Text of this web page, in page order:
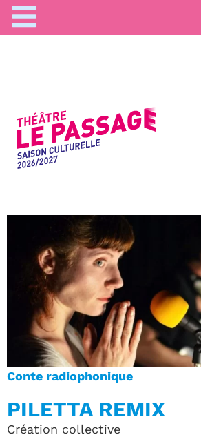
Conte radiophonique
PILETTA REMIX
Création collective